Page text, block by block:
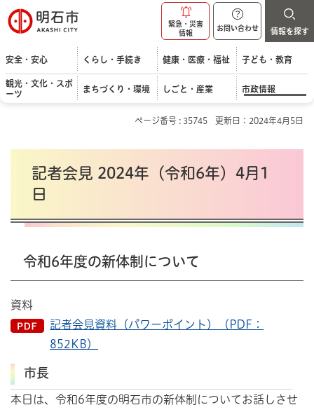
明石市
緊急・災害
情報
お問い合わせ 情報を探す
安全・安心 くらし・手続き 健康・医療・福祉 子ども・教育
観光・文化・スポ
ーツ
まちづくり・環境 しごと・産業 市政情報
ページ番号 : 35745 更新日：2024年4月5日
記者会見 2024年（令和6年）4月1
日
令和6年度の新体制について
資料
記者会見資料（パワーポイント）（PDF：
852KB）
市長
本日は、令和6年度の明石市の新体制についてお話しさせ